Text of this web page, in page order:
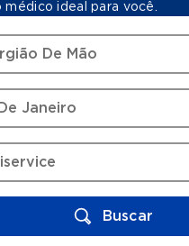
médico ideal para você.
Buscar